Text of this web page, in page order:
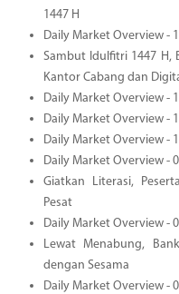
1447 H
Daily Market Overview -
Sambut Idulfitri 1447 H,
Kantor Cabang dan
Daily Market Overview -
Daily Market Overview -
Daily Market Overview -
Daily Market Overview -
Giatkan Literasi,
Pesat
Daily Market Overview -
Lewat Menabung,
dengan Sesama
Daily Market Overview -